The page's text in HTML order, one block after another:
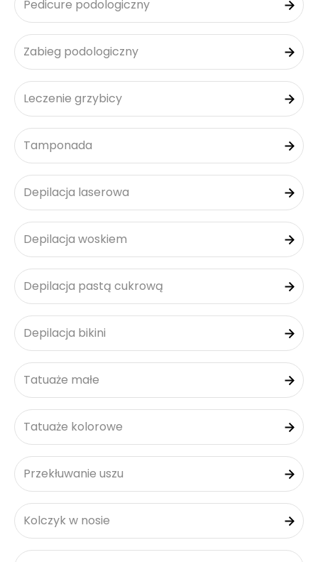
Pedicure podologiczny
Zabieg podologiczny
Leczenie grzybicy
Tamponada
Depilacja laserowa
Depilacja woskiem
Depilacja pastą cukrową
Depilacja bikini
Tatuaże małe
Tatuaże kolorowe
Przekłuwanie uszu
Kolczyk w nosie